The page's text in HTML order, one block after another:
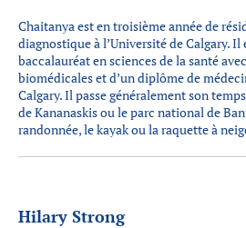
Chaitanya est en troisième année de
diagnostique à l’Université de Calgary.
baccalauréat en sciences de la santé
biomédicales et d’un diplôme de
Calgary. Il passe généralement son
de Kananaskis ou le parc national de
randonnée, le kayak ou la raquette à
Hilary Strong